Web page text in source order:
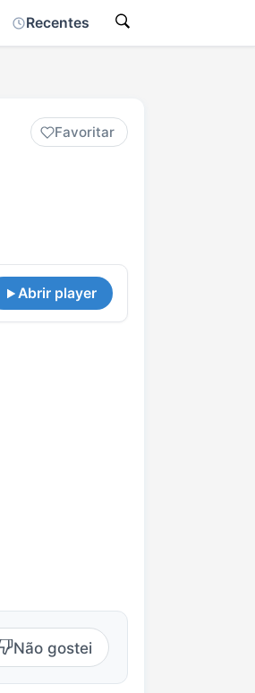
Recentes
Favoritar
Abrir player
Não gostei